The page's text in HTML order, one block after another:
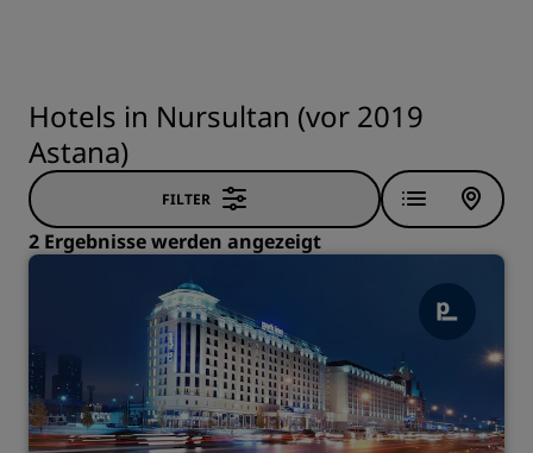
Hotels in Nursultan (vor 2019
Astana)
FILTER
2 Ergebnisse werden angezeigt